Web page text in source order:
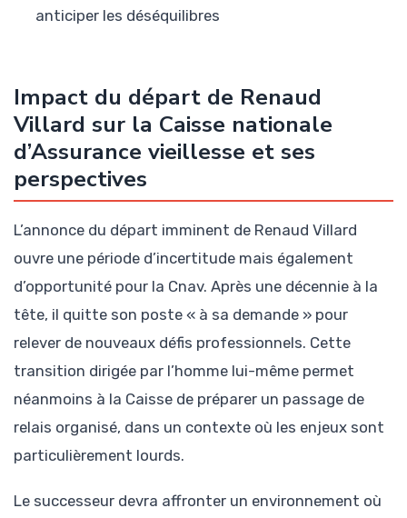
anticiper les déséquilibres
Impact du départ de Renaud
Villard sur la Caisse nationale
d’Assurance vieillesse et ses
perspectives
L’annonce du départ imminent de Renaud Villard
ouvre une période d’incertitude mais également
d’opportunité pour la Cnav. Après une décennie à la
tête, il quitte son poste « à sa demande » pour
relever de nouveaux défis professionnels. Cette
transition dirigée par l’homme lui-même permet
néanmoins à la Caisse de préparer un passage de
relais organisé, dans un contexte où les enjeux sont
particulièrement lourds.
Le successeur devra affronter un environnement où